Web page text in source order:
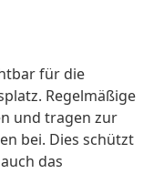
für die
Regelmäßige
und tragen zur
bei. Dies schützt
das